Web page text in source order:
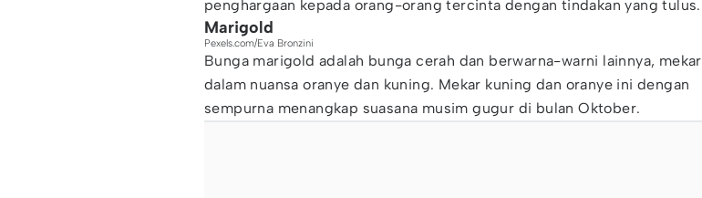
penghargaan kepada orang-orang tercinta dengan tindakan yang tulus.
Marigold
Pexels.com/Eva Bronzini
Bunga marigold adalah bunga cerah dan berwarna-warni lainnya, mekar
dalam nuansa oranye dan kuning. Mekar kuning dan oranye ini dengan
sempurna menangkap suasana musim gugur di bulan Oktober.